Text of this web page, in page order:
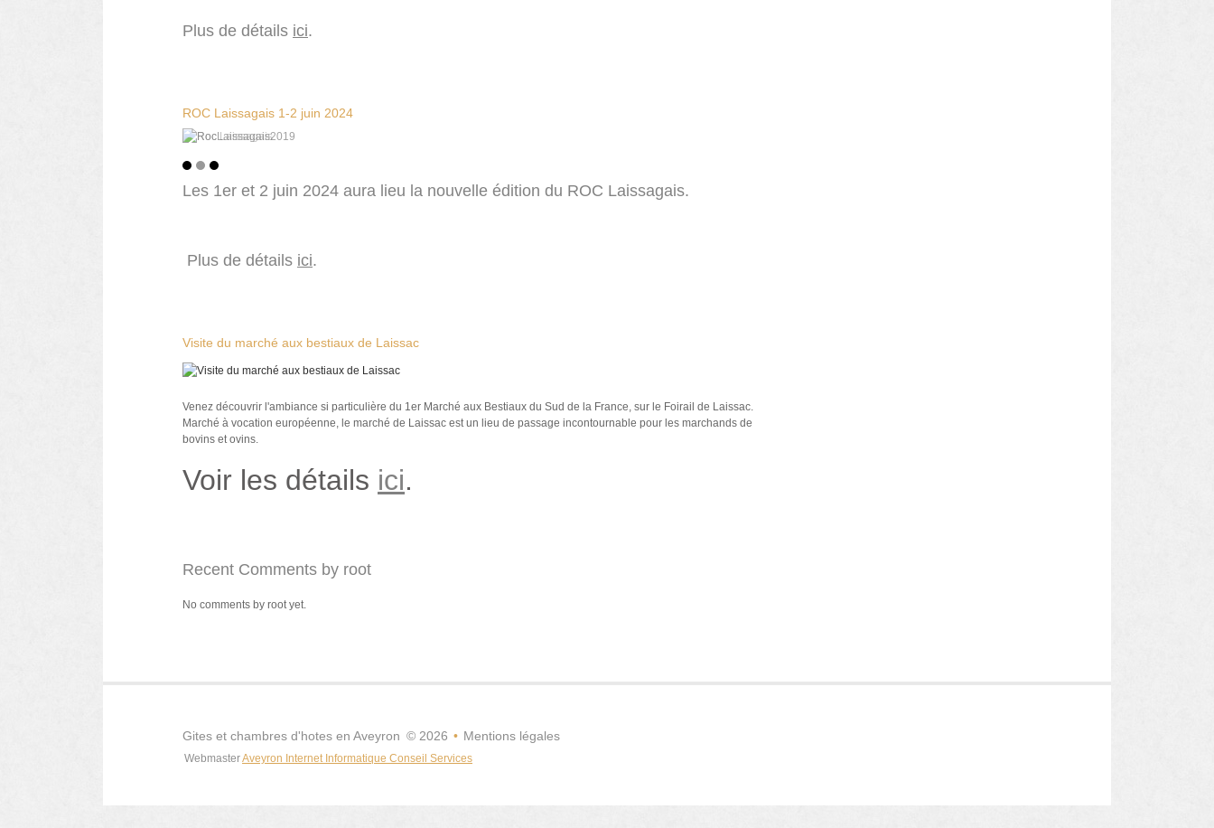
Plus de détails ici.
ROC Laissagais 1-2 juin 2024
Les 1er et 2 juin 2024 aura lieu la nouvelle édition du ROC Laissagais.
Plus de détails ici.
Visite du marché aux bestiaux de Laissac
Venez découvrir l'ambiance si particulière du 1er Marché aux Bestiaux du Sud de la France, sur le Foirail de Laissac.
Marché à vocation européenne, le marché de Laissac est un lieu de passage incontournable pour les marchands de
bovins et ovins.
Voir les détails ici.
Recent Comments by root
No comments by root yet.
Gites et chambres d'hotes en Aveyron © 2026 • Mentions légales
WebmasterAveyron Internet Informatique Conseil Services